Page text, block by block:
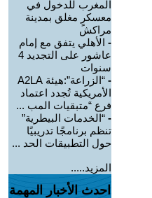
المغرب للدخول في
معسكرٍ مغلق بمدينة
مراكش
- الأهلي يتفق مع إمام
عاشور على التجديد 4
سنوات
-
“الزراعة”:هيئة A2LA
الأمريكية تُجدد اعتماد
فرع “متبقيات المب ...
- “الخدمات البيطرية”
تنظم برنامجًا تدريبيًا
حول التطبيقات الحد ...
المزيد.....
احدث الأخبار المهمة